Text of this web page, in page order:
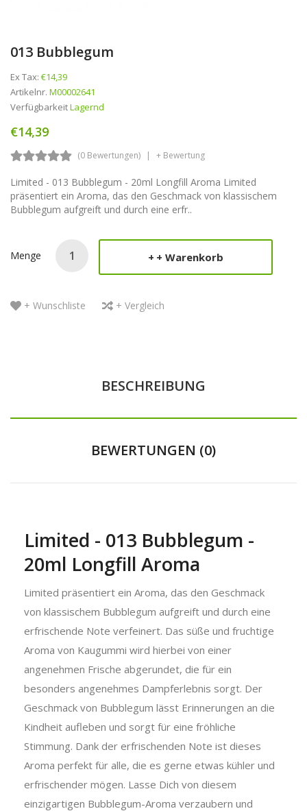
013 Bubblegum
Ex Tax: €14,39
Artikelnr. M00002641
VerfügbarkeitLagernd
€14,39
(0 Bewertungen) + Bewertung
Limited - 013 Bubblegum - 20ml Longfill Aroma Limited
präsentiert ein Aroma, das den Geschmack von klassischem
Bubblegum aufgreift und durch eine erfr..
Menge + Warenkorb
+ Wunschliste + Vergleich
BESCHREIBUNG
BEWERTUNGEN (0)
Limited - 013 Bubblegum -
20ml Longfill Aroma
Limited präsentiert ein Aroma, das den Geschmack
von klassischem Bubblegum aufgreift und durch eine
erfrischende Note verfeinert. Das süße und fruchtige
Aroma von Kaugummi wird hierbei von einer
angenehmen Frische abgerundet, die für ein
besonders angenehmes Dampferlebnis sorgt. Der
Geschmack von Bubblegum lässt Erinnerungen an die
Kindheit aufleben und sorgt für eine fröhliche
Stimmung. Dank der erfrischenden Note ist dieses
Aroma perfekt für alle, die es gerne etwas kühler und
erfrischender mögen. Lasse Dich von diesem
einzigartigen Bubblegum-Aroma verzaubern und